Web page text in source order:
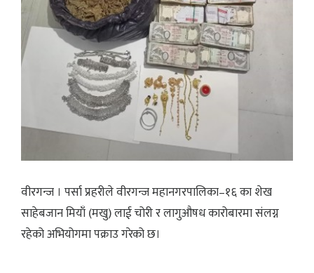
वीरगन्ज । पर्सा प्रहरीले वीरगन्ज महानगरपालिका–१६ का शेख
साहेबजान मियाँ (मखु) लाई चोरी र लागुऔषध कारोबारमा संलग्न
रहेको अभियोगमा पक्राउ गरेको छ।